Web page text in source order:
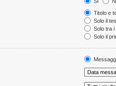
Titolo e
Solo il
Solo tra i
Solo il